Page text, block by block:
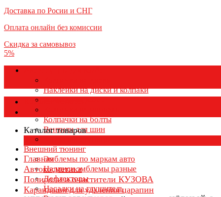
Доставка по Росии и СНГ
Оплата онлайн без комиссии
Скидка за самовывоз
5%
Наклейки на диски и колпаки
Колпаки на колеса
Колпачки на болты
Вентили для шин
Внешний тюнинг
Эмблемы по маркам авто
Надписи эмблемы разные
Дефлекторы
Насадки на глушитель
Каталог товаров
Каталог товаров
Главная
Автокосметика
Полироли и очистители КУЗОВА
Карандаши для удаления царапин